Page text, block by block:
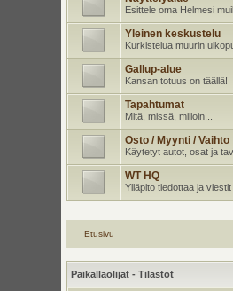
Esittele oma Helmesi
Yleinen keskustelu
Kurkistelua muurin
Gallup-alue
Kansan totuus on täällä!
Tapahtumat
Mitä, missä, milloin...
Osto / Myynti / Vaihto
Käytetyt autot, osat ja
WT HQ
Ylläpito tiedottaa ja viestit
Etusivu
Paikallaolijat - Tilastot